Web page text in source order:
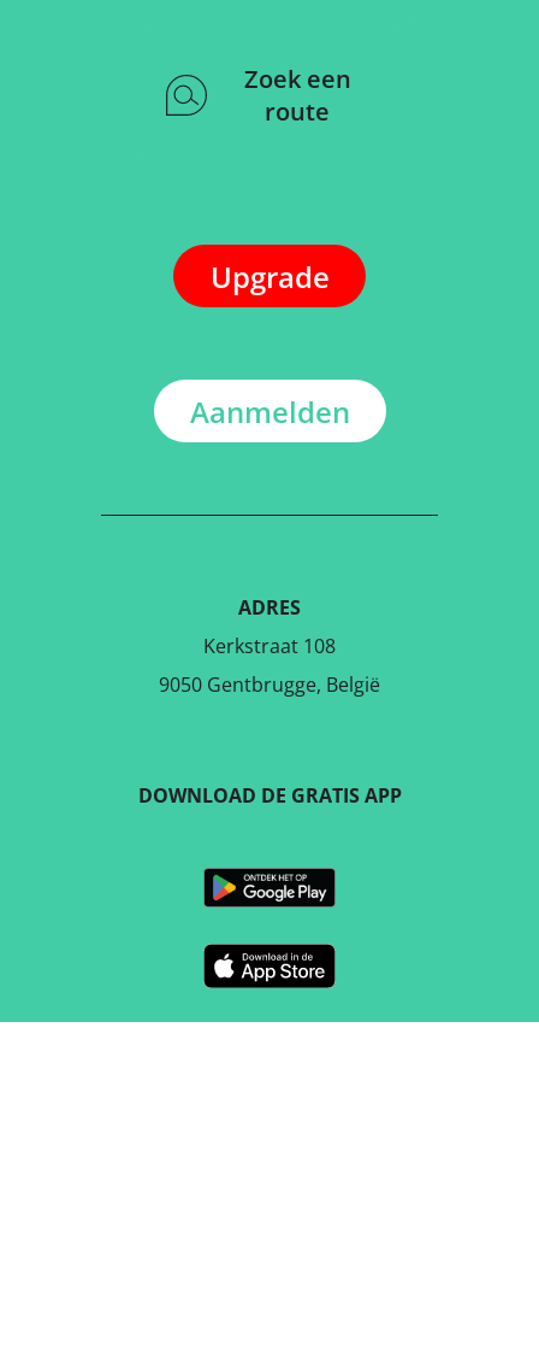
Zoek een
route
Upgrade
Aanmelden
ADRES
Kerkstraat 108
9050 Gentbrugge, België
DOWNLOAD DE GRATIS APP